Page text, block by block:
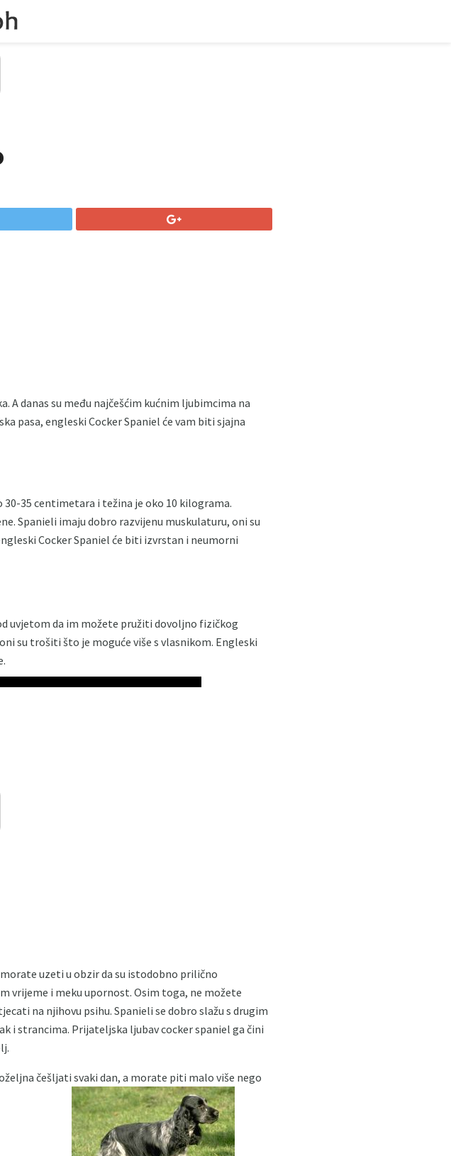
A danas su među najčešćim kućnim ljubimcima na
pasa, engleski Cocker Spaniel će vam biti sjajna
30-35 centimetara i težina je oko 10 kilograma.
Spanieli imaju dobro razvijenu muskulaturu, oni su
Cocker Spaniel će biti izvrstan i neumorni
uvjetom da im možete pružiti dovoljno fizičkog
su trošiti što je moguće više s vlasnikom. Engleski
uzeti u obzir da su istodobno prilično
vrijeme i meku upornost. Osim toga, ne možete
na njihovu psihu. Spanieli se dobro slažu s drugim
i strancima. Prijateljska ljubav cocker spaniel ga čini
češljati svaki dan, a morate piti malo više nego